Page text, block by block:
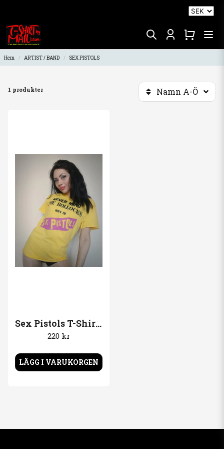
Hem ARTIST / BAND SEX PISTOLS
1 produkter Namn A-Ö
Sex Pistols T-Shirt Never Mind the bollocks
220 kr
LÄGG I VARUKORGEN